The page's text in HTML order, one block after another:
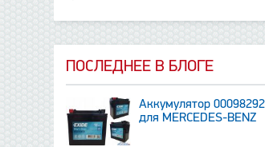
ПОСЛЕДНЕЕ В БЛОГЕ
Аккумулятор
для MERCEDES-BENZ